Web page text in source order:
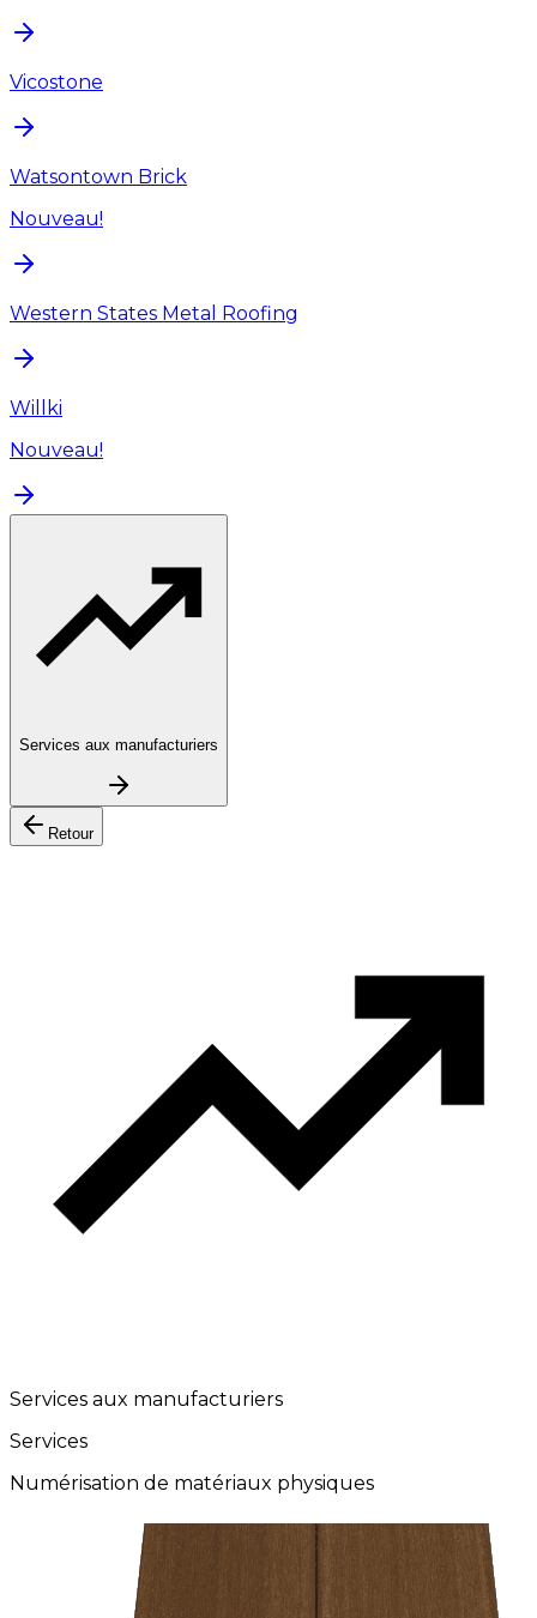
Vicostone
Watsontown Brick
Nouveau!
Western States Metal Roofing
Willki
Nouveau!
Services aux manufacturiers
Retour
Services aux manufacturiers
Services
Numérisation de matériaux physiques